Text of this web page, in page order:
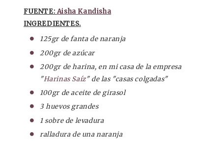
FUENTE: Aisha Kandisha
INGREDIENTES.
125gr de fanta de naranja
200gr de azúcar
200gr de harina, en mi casa de la empresa
"Harinas Saíz" de las "casas colgadas"
100gr de aceite de girasol
3 huevos grandes
1 sobre de levadura
ralladura de una naranja